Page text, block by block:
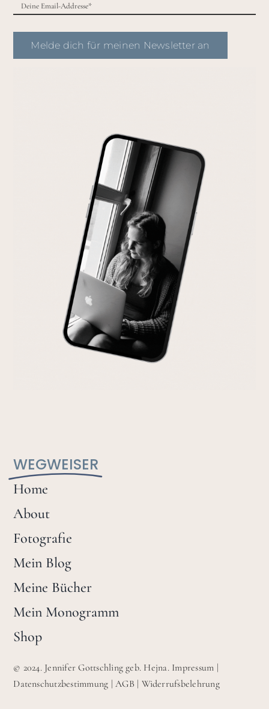
WEGWEISER
Home
About
Fotografie
Mein Blog
Meine Bücher
Mein Monogramm
Shop
Melde dich für meinen Newsletter an
© 2024. Jennifer Gottschling geb. Hejna. Impressum |
Datenschutzbestimmung |AGB | Widerrufsbelehrung